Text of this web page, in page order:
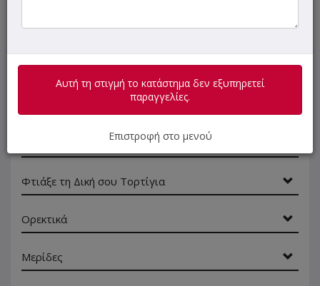
Κριτσίνια - Snacks
Μπάρες Δημητριακών - Μπάρες Πρωτεΐνης
Φτιάξε τη Δική σου Τορτίγια
Ορεκτικά
Μερίδες
Αυτή τη στιγμή το κατάστημα δεν εξυπηρετεί
παραγγελίες.
Επιστροφή στο μενού